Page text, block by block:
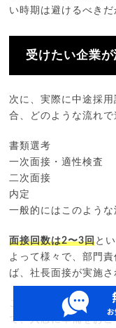
い時期は避けるべきだ
受けたい企業
次に、実際に中途採
合、どのような流れで
書類選考
一次面接・適性検査
二次面接
内定
一般的にはこのような
面接回数は2〜3回と
よって様々で、部門
ば、社長面接が実施さ
こうした点は事前に
で、入念に準備をお